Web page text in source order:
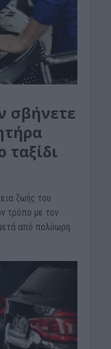
σβήνετε
ζωής του
τρόπο με τον
από πολύωρη